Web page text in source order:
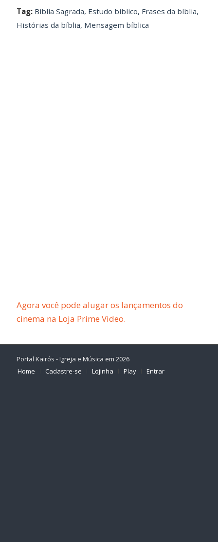
Tag: Bíblia Sagrada, Estudo bíblico, Frases da bíblia,
Histórias da bíblia, Mensagem bíblica
Agora você pode alugar os lançamentos do
cinema na Loja Prime Video.
Portal Kairós - Igreja e Música em 2026
Home
Cadastre-se Lojinha Play Entrar